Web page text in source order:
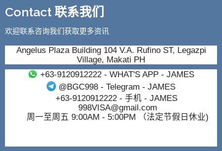
Contact 联系我们
欢迎联系咨询我们获取更多资讯
Angelus Plaza Building 104 V.A. Rufino ST, Legazpi
Village, Makati PH
+63-9120912222- WHAT'S APP - JAMES
@BGC998 - Telegram - JAMES
+63-9120912222- 手机 - JAMES
998VISA@gmail.com
周一至周五 9:00AM - 5:00PM （法定节假日休业)